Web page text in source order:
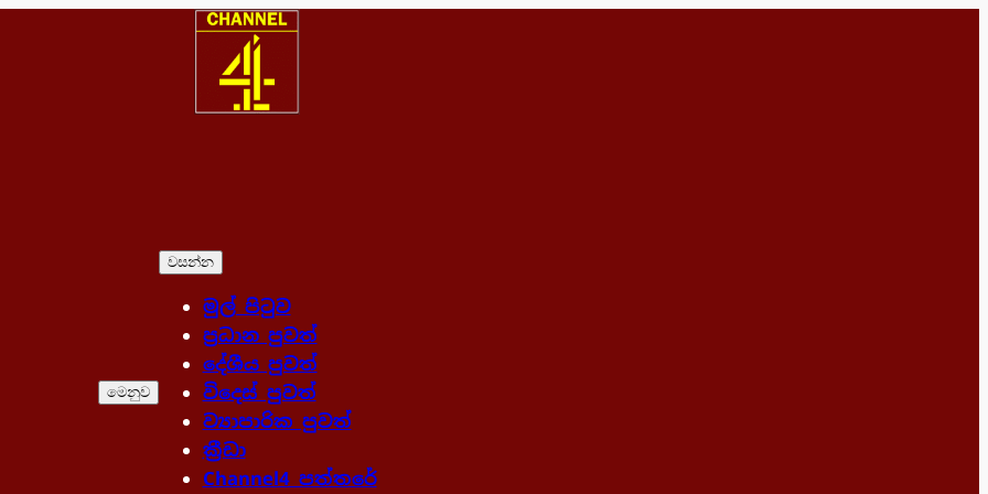
මෙනුව
වසන්න
මුල් පිටුව
ප්‍රධාන පුවත්
දේශීය පුවත්
විදෙස් පුවත්
ව්‍යාපාරික පුවත්
ක්‍රීඩා
Channel4 පත්තරේ